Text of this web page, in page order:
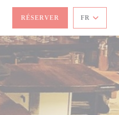
RÉSERVER FR